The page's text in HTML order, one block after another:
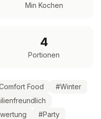
Min Kochen
4
Portionen
Food #Winter
#Party